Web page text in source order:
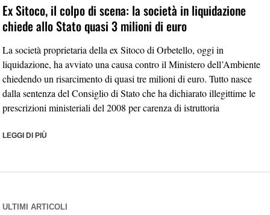
Ex Sitoco, il colpo di scena: la società in liquidazione
chiede allo Stato quasi 3 milioni di euro
La società proprietaria della ex Sitoco di Orbetello, oggi in
liquidazione, ha avviato una causa contro il Ministero dell’Ambiente
chiedendo un risarcimento di quasi tre milioni di euro. Tutto nasce
dalla sentenza del Consiglio di Stato che ha dichiarato illegittime le
prescrizioni ministeriali del 2008 per carenza di istruttoria
LEGGI DI PIÙ
ULTIMI ARTICOLI